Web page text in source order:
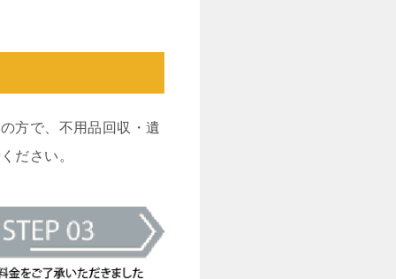
方で、不用品回収・遺
ださい。